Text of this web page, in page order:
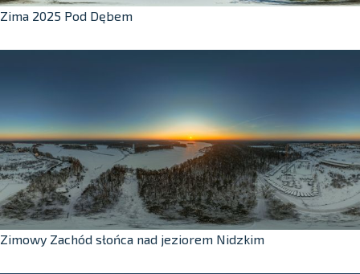
Zima 2025 Pod Dębem
Zimowy Zachód słońca nad jeziorem Nidzkim